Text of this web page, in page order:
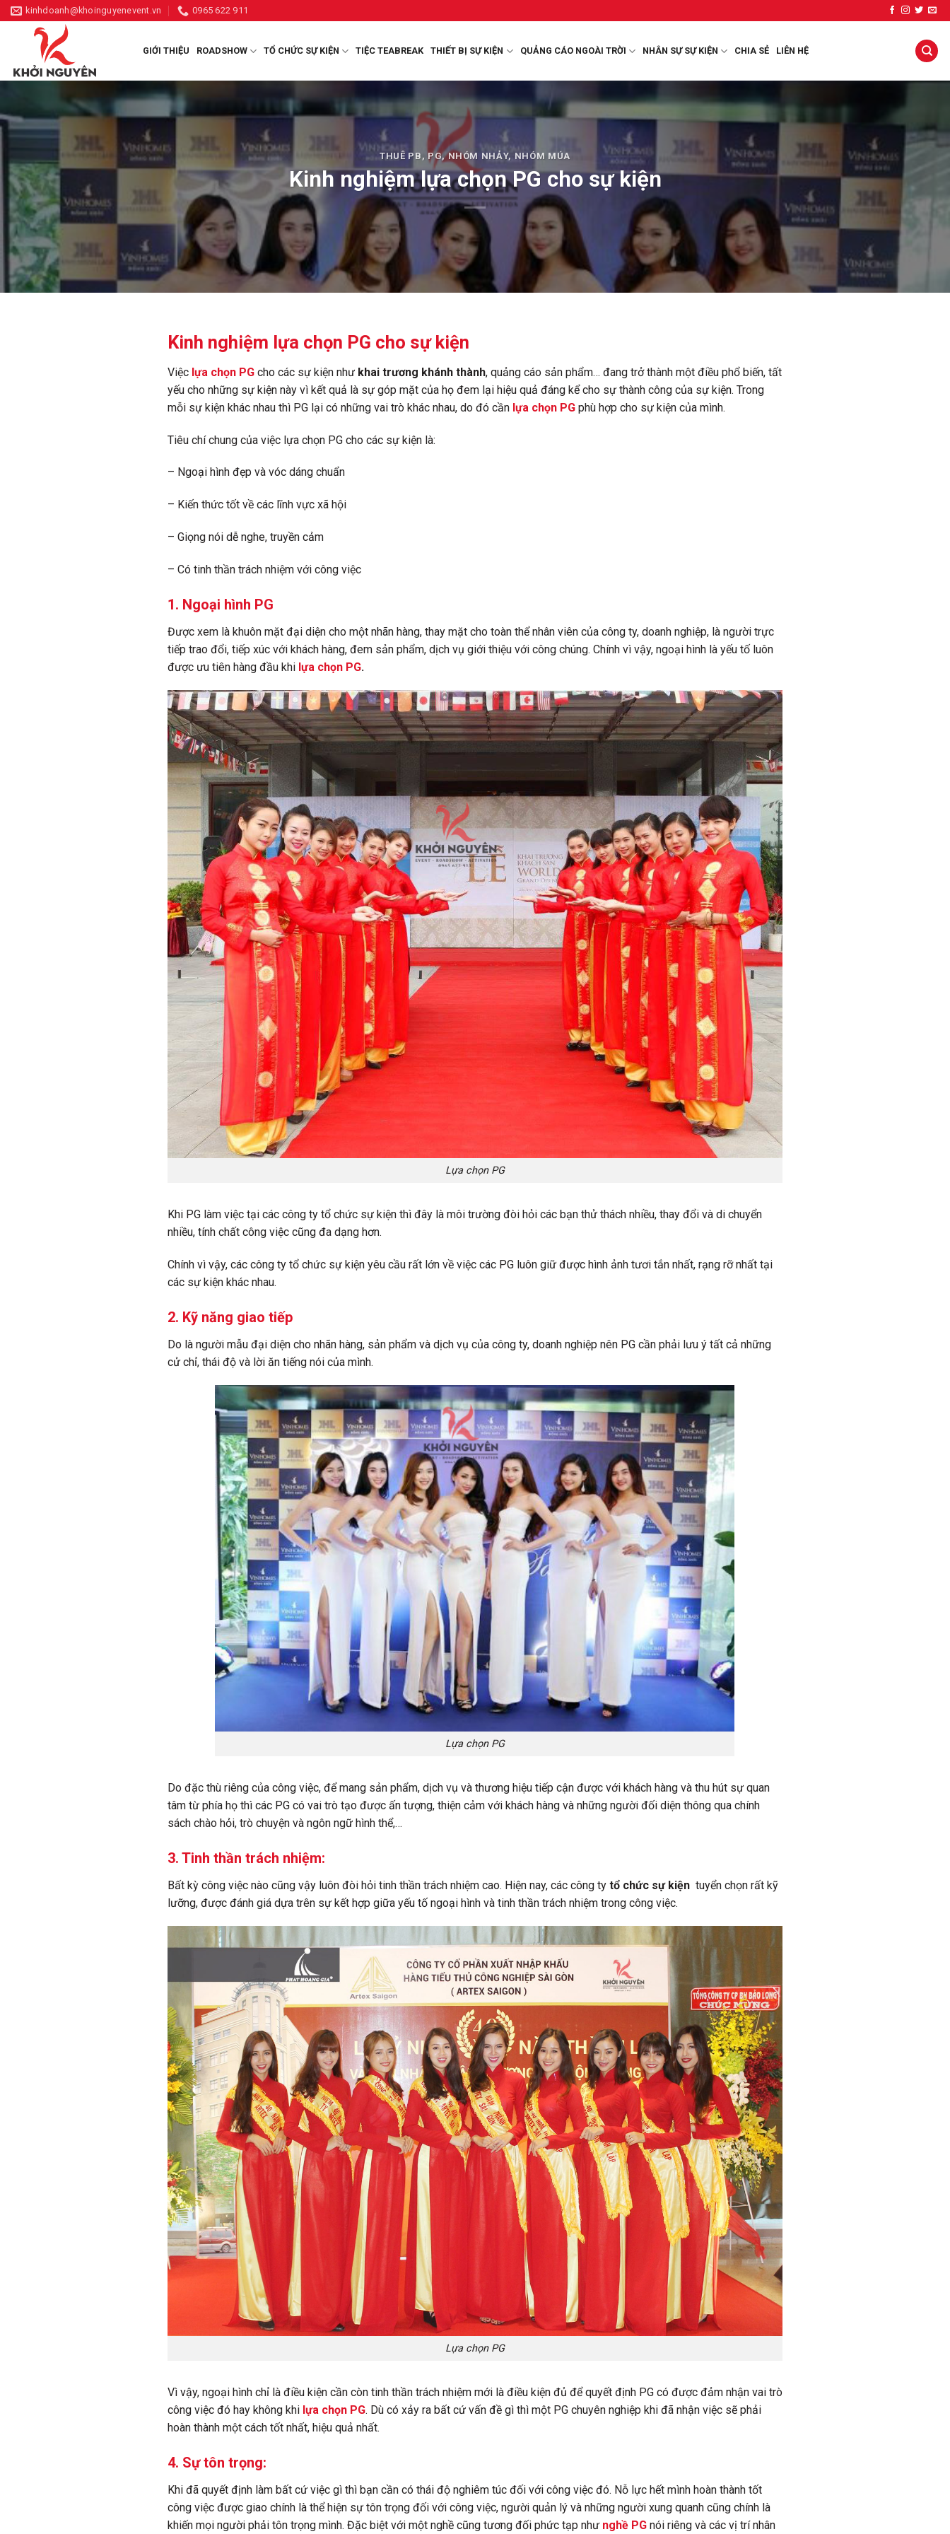
Skip
to
kinhdoanh@khoinguyenevent.vn 0965 622 911
GIỚI THIỆU ROADSHOW TỔ CHỨC SỰ KIỆN TIỆC TEABREAK THIẾT BỊ SỰ KIỆN QUẢNG CÁO NGOÀI TRỜI NHÂN SỰ SỰ KIỆN CHIA SẺ LIÊN HỆ
THUÊ PB, PG, NHÓM NHẢY, NHÓM MÚA
Kinh nghiệm lựa chọn PG cho sự kiện
Kinh nghiệm lựa chọn PG cho sự kiện
Việc lựa chọn PG cho các sự kiện như khai trương khánh thành, quảng cáo sản phẩm… đang trở thành một điều phổ biến, tất
yếu cho những sự kiện này vì kết quả là sự góp mặt của họ đem lại hiệu quả đáng kể cho sự thành công của sự kiện. Trong
mỗi sự kiện khác nhau thì PG lại có những vai trò khác nhau, do đó cần lựa chọn PG phù hợp cho sự kiện của mình.
Tiêu chí chung của việc lựa chọn PG cho các sự kiện là:
– Ngoại hình đẹp và vóc dáng chuẩn
– Kiến thức tốt về các lĩnh vực xã hội
– Giọng nói dễ nghe, truyền cảm
– Có tinh thần trách nhiệm với công việc
1. Ngoại hình PG
Được xem là khuôn mặt đại diện cho một nhãn hàng, thay mặt cho toàn thể nhân viên của công ty, doanh nghiệp, là người trực
tiếp trao đổi, tiếp xúc với khách hàng, đem sản phẩm, dịch vụ giới thiệu với công chúng. Chính vì vậy, ngoại hình là yếu tố luôn
được ưu tiên hàng đầu khi lựa chọn PG.
Lựa chọn PG
Khi PG làm việc tại các công ty tổ chức sự kiện thì đây là môi trường đòi hỏi các bạn thử thách nhiều, thay đổi và di chuyển
nhiều, tính chất công việc cũng đa dạng hơn.
Chính vì vậy, các công ty tổ chức sự kiện yêu cầu rất lớn về việc các PG luôn giữ được hình ảnh tươi tắn nhất, rạng rỡ nhất tại
các sự kiện khác nhau.
2. Kỹ năng giao tiếp
Do là người mẫu đại diện cho nhãn hàng, sản phẩm và dịch vụ của công ty, doanh nghiệp nên PG cần phải lưu ý tất cả những
cử chỉ, thái độ và lời ăn tiếng nói của mình.
Lựa chọn PG
Do đặc thù riêng của công việc, để mang sản phẩm, dịch vụ và thương hiệu tiếp cận được với khách hàng và thu hút sự quan
tâm từ phía họ thì các PG có vai trò tạo được ấn tượng, thiện cảm với khách hàng và những người đối diện thông qua chính
sách chào hỏi, trò chuyện và ngôn ngữ hình thể,…
3. Tinh thần trách nhiệm:
Bất kỳ công việc nào cũng vậy luôn đòi hỏi tinh thần trách nhiệm cao. Hiện nay, các công ty tổ chức sự kiện tuyển chọn rất kỹ
lưỡng, được đánh giá dựa trên sự kết hợp giữa yếu tố ngoại hình và tinh thần trách nhiệm trong công việc.
Lựa chọn PG
Vì vậy, ngoại hình chỉ là điều kiện cần còn tinh thần trách nhiệm mới là điều kiện đủ để quyết định PG có được đảm nhận vai trò
công việc đó hay không khi lựa chọn PG. Dù có xảy ra bất cứ vấn đề gì thì một PG chuyên nghiệp khi đã nhận việc sẽ phải
hoàn thành một cách tốt nhất, hiệu quả nhất.
4. Sự tôn trọng:
Khi đã quyết định làm bất cứ việc gì thì bạn cần có thái độ nghiêm túc đối với công việc đó. Nỗ lực hết mình hoàn thành tốt
công việc được giao chính là thể hiện sự tôn trọng đối với công việc, người quản lý và những người xung quanh cũng chính là
khiến mọi người phải tôn trọng mình. Đặc biệt với một nghề cũng tương đối phức tạp như nghề PG nói riêng và các vị trí nhân